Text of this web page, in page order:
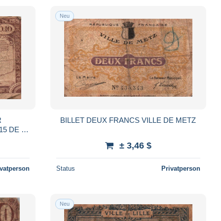
DE 70
Neu
BILLET DEUX FRANCS VILLE DE METZ
± 3,46 $
Status Privatperson
Neu